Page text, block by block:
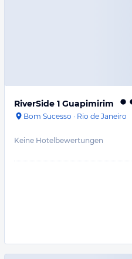
RiverSide 1 Guapimirim
Bom Sucesso · Rio de Janeiro
Keine Hotelbewertungen